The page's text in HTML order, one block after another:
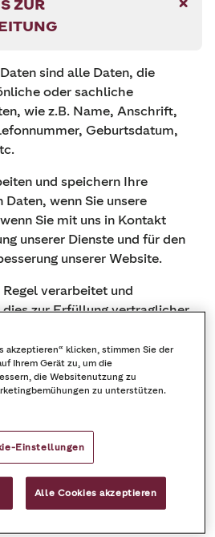
ZUR
sind alle Daten, die
oder sachliche
wie z.B. Name, Anschrift,
Geburtsdatum,
und speichern Ihre
Daten, wenn Sie unsere
Sie mit uns in Kontakt
unserer Dienste und für den
unserer Website.
verarbeitet und
zur Erfüllung vertraglicher
(siehe auch Art 6 Abs 1 lit
Wahrung berechtigter
Ihr Interesse an der
stützen wir die Verarbeitung
Daten auf unsere
(siehe auch Art. 6 Abs. 1
akzeptieren“ klicken, stimmen Sie der
Ihrem Gerät zu, um die
die Websitenutzung zu
zu unterstützen.
Einstellungen
Alle Cookies akzeptieren